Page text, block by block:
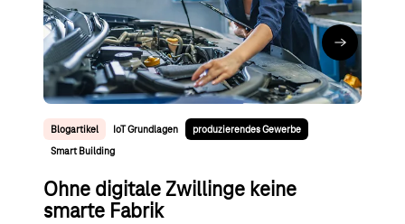
Annalena Rauen∙23.08.21
Zum Artikel
Blogartikel IoT Grundlagen
produzierendes Gewerbe
Smart Building
Ohne digitale Zwillinge keine
smarte Fabrik